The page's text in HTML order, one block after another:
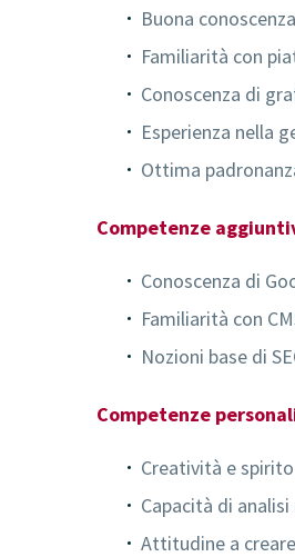
Buona
Familiarità con
Conoscenza di
Esperienza nella
Ottima
Competenze
Conoscenza di
Familiarità con
Nozioni base di
Competenze
Creatività e
Capacità di
Attitudine a